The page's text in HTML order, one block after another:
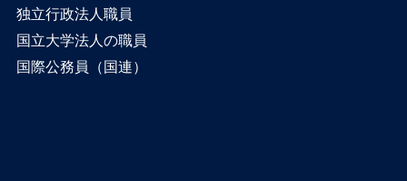
独立行政法人職員
国立大学法人の職員
国際公務員（国連）